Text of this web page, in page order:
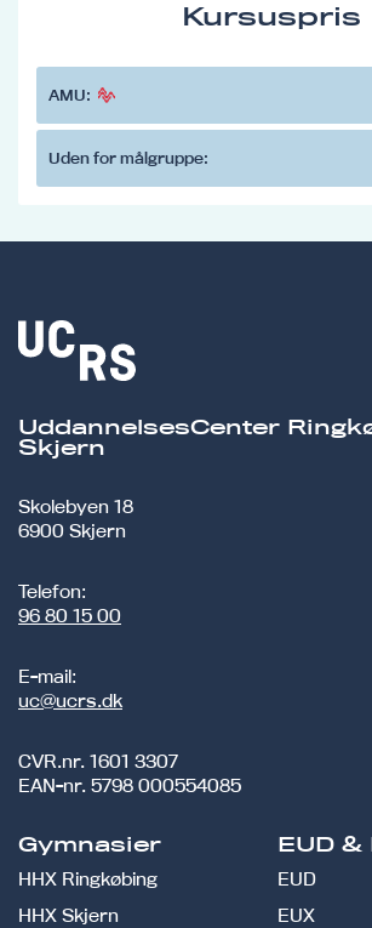
Kursuspris
AMU:
Uden for målgruppe:
UddannelsesCenter
Skjern
Skolebyen 18
6900 Skjern
Telefon:
96 80 15 00
E-mail:
uc@ucrs.dk
CVR.nr. 1601 3307
EAN-nr. 5798 000554085
Gymnasier
HHX Ringkøbing
HHX Skjern
EUD &
EUD
EUX